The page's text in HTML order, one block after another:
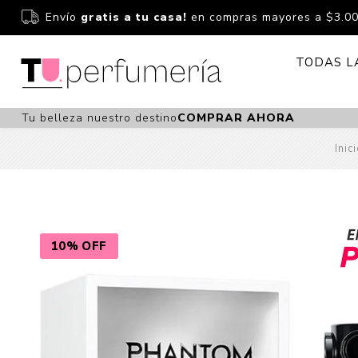
Envío gratis a tu casa! en compras mayores a
TODAS
Bebés
Perfumería
Fragancias
Fragancias
Tu belleza nuestro destinoCOMPRAR AHORA
10% OFF